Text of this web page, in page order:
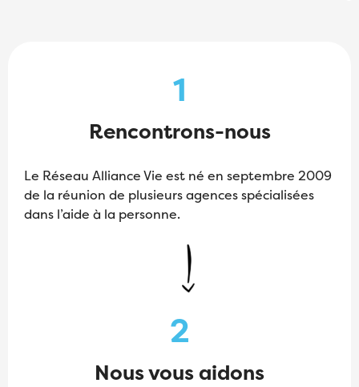
1
Rencontrons-nous
Le Réseau Alliance Vie est né en septembre 2009
de la réunion de plusieurs agences spécialisées
dans l’aide à la personne.
2
Nous vous aidons